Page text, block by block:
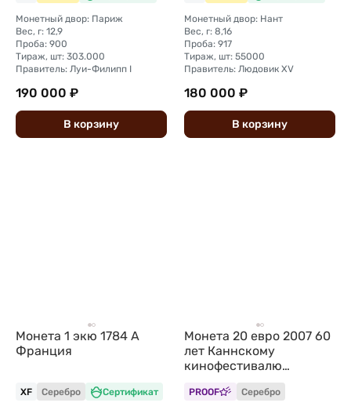
Монетный двор: Париж
Вес, г: 12,9
Проба: 900
Тираж, шт: 303.000
Правитель: Луи-Филипп I
190 000 ₽
В корзину
Монетный двор: Нант
Вес, г: 8,16
Проба: 917
Тираж, шт: 55000
Правитель: Людовик XV
180 000 ₽
В корзину
Монета 1 экю 1784 A
Франция
XF Серебро Сертификат
Монета 20 евро 2007 60
лет Каннскому
кинофестивалю
Франция
PROOF Серебро